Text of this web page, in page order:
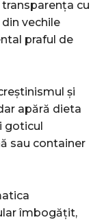
cu
vechile
praful de
și
apără dieta
goticul
sau container
îmbogățit,